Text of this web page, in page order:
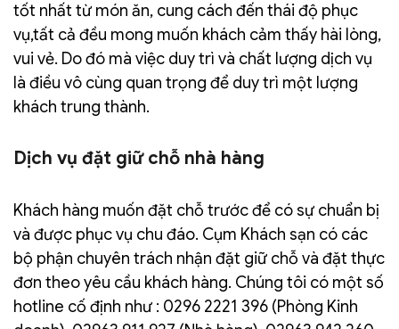
tốt nhất từ món ăn, cung cách đến thái độ phục
vụ,tất cả đều mong muốn khách cảm thấy hài lòng,
vui vẻ. Do đó mà việc duy trì và chất lượng dịch vụ
là điều vô cùng quan trọng để duy trì một lượng
khách trung thành.
Dịch vụ đặt giữ chỗ nhà hàng
Khách hàng muốn đặt chỗ trước để có sự chuẩn bị
và được phục vụ chu đáo. Cụm Khách sạn có các
bộ phận chuyên trách nhận đặt giữ chỗ và đặt thực
đơn theo yêu cầu khách hàng. Chúng tôi có một số
hotline cố định như : 0296 2221 396 (Phòng Kinh